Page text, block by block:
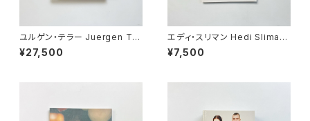
ユルゲン・テラー Juergen Tel
ler | Juergen Teller
¥27,500
エディ・スリマン Hedi Sliman
e | Interzone - The Hedi Sl
imane Purple Book
¥7,500